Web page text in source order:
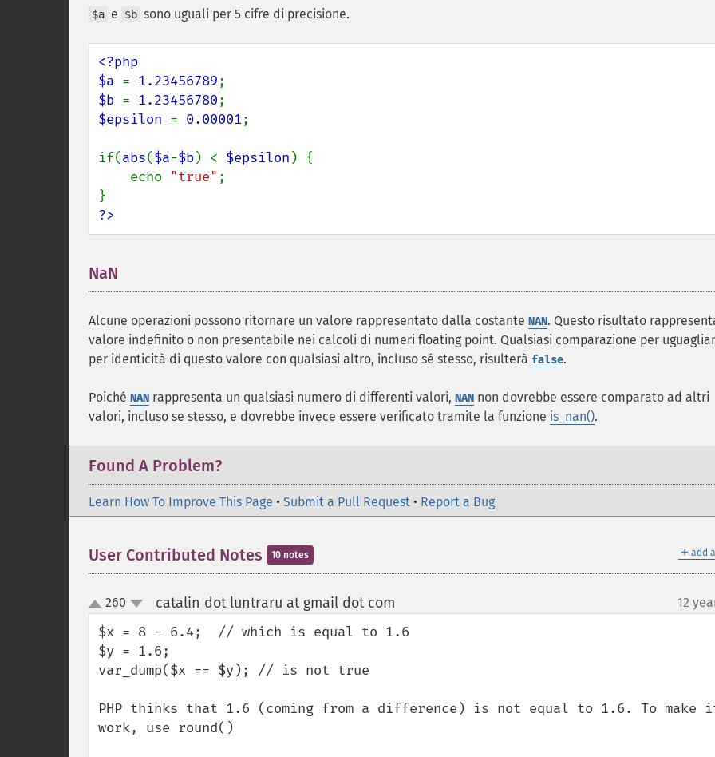
$a e $b sono uguali per 5 cifre di precisione.
<?php
$a = 1.23456789
$b = 1.23456780
$epsilon = 0.00001;
if(abs($a-$b) < $epsilon ) {
    echo
"true" ;
?>
NaN
Alcune operazioni possono ritornare un valore rappresentato dalla costante NAN. Questo risultato
valore indefinito o non presentabile nei calcoli di numeri floating point. Qualsiasi comparazione per
per identicità di questo valore con qualsiasi altro, incluso sé stesso, risulterà false.
Poiché NAN rappresenta un qualsiasi numero di differenti valori, NAN non dovrebbe essere comparato ad altri
valori, incluso se stesso, e dovrebbe invece essere verificato tramite la funzione is_nan().
Found A Problem?
Learn How To Improve This Page • Submit a Pull Request • Report a Bug
＋ add
User Contributed Notes 10 notes
up
down
260 catalin dot luntraru at gmail dot com 12
$x = 8 - 6.4;  // which is equal to 1.6
$y = 1.6;
var_dump($x == $y); // is not true
PHP thinks that 1.6 (coming from a difference) is not equal to 1.6. To make
work, use round()